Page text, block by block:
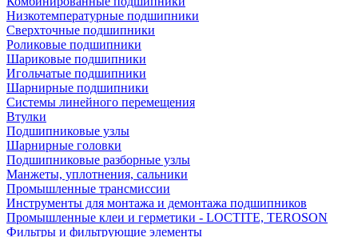
Низкотемпературные подшипники
Сверхточные подшипники
Роликовые подшипники
Шариковые подшипники
Игольчатые подшипники
Шарнирные подшипники
Системы линейного перемещения
Втулки
Подшипниковые узлы
Шарнирные головки
Подшипниковые разборные узлы
Манжеты, уплотнения, сальники
Промышленные трансмиссии
Инструменты для монтажа и демонтажа подшипников
Промышленные клеи и герметики - LOCTITE, TEROSON
Фильтры и фильтрующие элементы